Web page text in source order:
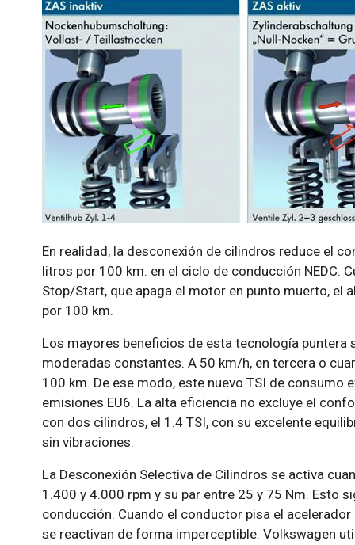
En realidad, la desconexión de cilindros reduce el
litros por 100 km. en el ciclo de conducción NEDC.
Stop/Start, que apaga el motor en punto muerto, el
por 100 km.
Los mayores beneficios de esta tecnología
moderadas constantes. A 50 km/h, en tercera o
100 km. De ese modo, este nuevo TSI de consumo
emisiones EU6. La alta eficiencia no excluye el
con dos cilindros, el 1.4 TSI, con su excelente
sin vibraciones.
La Desconexión Selectiva de Cilindros se activa
1.400 y 4.000 rpm y su par entre 25 y 75 Nm. Esto
conducción. Cuando el conductor pisa el
se reactivan de forma imperceptible. Volkswagen